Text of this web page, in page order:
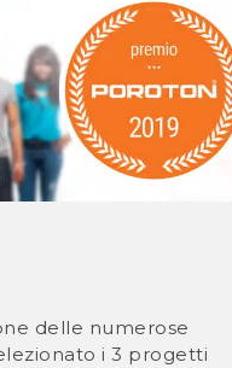
delle numerose
i 3 progetti